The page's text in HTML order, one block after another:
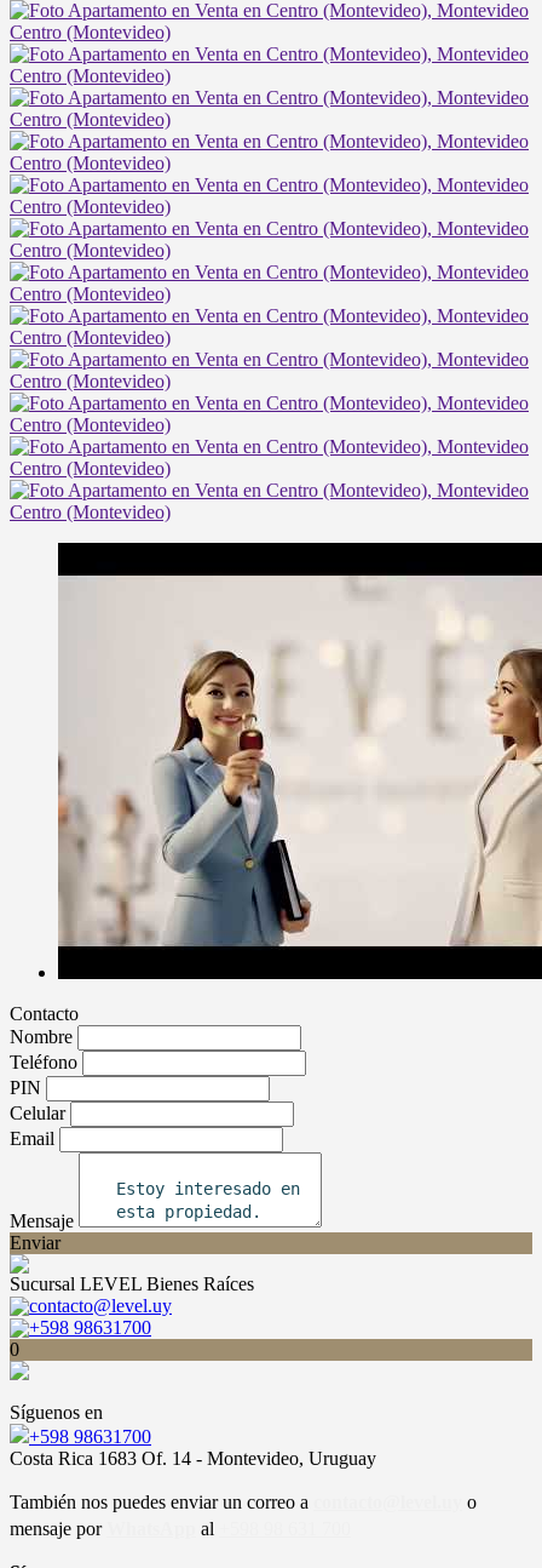
Contacto
Nombre
Teléfono
PIN
Celular
Email
Mensaje
Enviar
Sucursal LEVEL Bienes Raíces
contacto@level.uy
+598 98631700
0
Síguenos en
+598 98631700
Costa Rica 1683 Of. 14 - Montevideo, Uruguay
También nos puedes enviar un correo a
o
mensaje por
al